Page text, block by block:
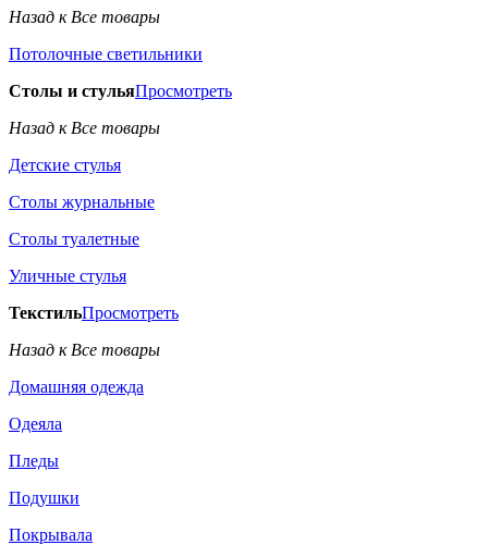
Назад к Все товары
Потолочные светильники
Столы и стульяПросмотреть
Назад к Все товары
Детские стулья
Столы журнальные
Столы туалетные
Уличные стулья
ТекстильПросмотреть
Назад к Все товары
Домашняя одежда
Одеяла
Пледы
Подушки
Покрывала